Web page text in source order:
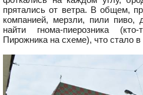
прятались от ветра. В общем,
компанией, мерзли, пили
найти гнома-пиерозника
Пирожника на схеме), что стало